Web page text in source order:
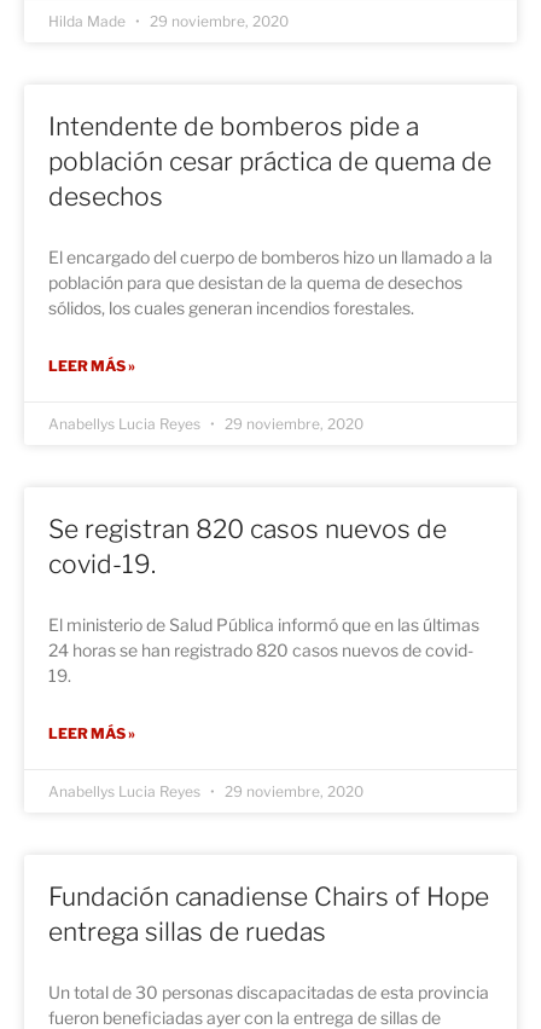
Hilda Made 29 noviembre, 2020
Intendente de bomberos pide a
población cesar práctica de quema de
desechos
El encargado del cuerpo de bomberos hizo un llamado a la
población para que desistan de la quema de desechos
sólidos, los cuales generan incendios forestales.
LEER MÁS »
Anabellys Lucia Reyes 29 noviembre, 2020
Se registran 820 casos nuevos de
covid-19.
El ministerio de Salud Pública informó que en las últimas
24 horas se han registrado 820 casos nuevos de covid-
19.
LEER MÁS »
Anabellys Lucia Reyes 29 noviembre, 2020
Fundación canadiense Chairs of Hope
entrega sillas de ruedas
Un total de 30 personas discapacitadas de esta provincia
fueron beneficiadas ayer con la entrega de sillas de